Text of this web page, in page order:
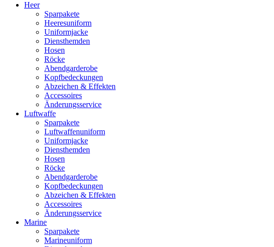
Heer
Sparpakete
Heeresuniform
Uniformjacke
Diensthemden
Hosen
Röcke
Abendgarderobe
Kopfbedeckungen
Abzeichen & Effekten
Accessoires
Änderungsservice
Luftwaffe
Sparpakete
Luftwaffenuniform
Uniformjacke
Diensthemden
Hosen
Röcke
Abendgarderobe
Kopfbedeckungen
Abzeichen & Effekten
Accessoires
Änderungsservice
Marine
Sparpakete
Marineuniform